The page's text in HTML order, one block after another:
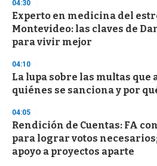
n
d
s
04:30
Experto en medicina del
Montevideo: las claves de
para vivir mejor
04:10
La lupa sobre las multas que
quiénes se sanciona y por
04:05
Rendición de Cuentas: FA
para lograr votos
apoyo a proyectos aparte